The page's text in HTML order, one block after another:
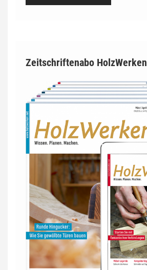
Zeitschriftenabo HolzWerken